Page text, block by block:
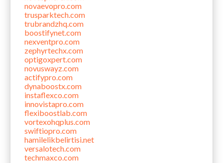
novaevopro.com
trusparktech.com
trubrandzhq.com
boostifynet.com
nexventpro.com
zephyrtechx.com
optigoxpert.com
novuswayz.com
actifypro.com
dynaboostx.com
instaflexco.com
innovistapro.com
flexiboostlab.com
vortexohqplus.com
swiftiopro.com
hamilelikbelirtisi.net
versalotech.com
techmaxco.com